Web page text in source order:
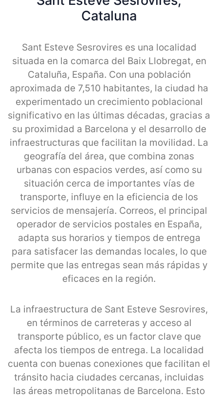
Cataluna
Sant Esteve Sesrovires es una localidad
situada en la comarca del Baix Llobregat, en
Cataluña, España. Con una población
aproximada de 7,510 habitantes, la ciudad ha
experimentado un crecimiento poblacional
significativo en las últimas décadas, gracias a
su proximidad a Barcelona y el desarrollo de
infraestructuras que facilitan la movilidad. La
geografía del área, que combina zonas
urbanas con espacios verdes, así como su
situación cerca de importantes vías de
transporte, influye en la eficiencia de los
servicios de mensajería. Correos, el principal
operador de servicios postales en España,
adapta sus horarios y tiempos de entrega
para satisfacer las demandas locales, lo que
permite que las entregas sean más rápidas y
eficaces en la región.
La infraestructura de Sant Esteve Sesrovires,
en términos de carreteras y acceso al
transporte público, es un factor clave que
afecta los tiempos de entrega. La localidad
cuenta con buenas conexiones que facilitan el
tránsito hacia ciudades cercanas, incluidas
las áreas metropolitanas de Barcelona. Esto